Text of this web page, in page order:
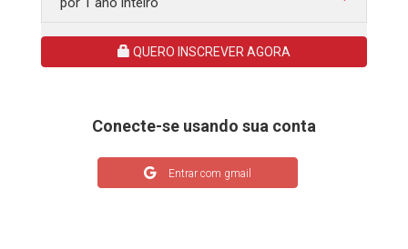
QUERO INSCREVER AGORA
Conecte-se usando sua conta
Entrar com gmail